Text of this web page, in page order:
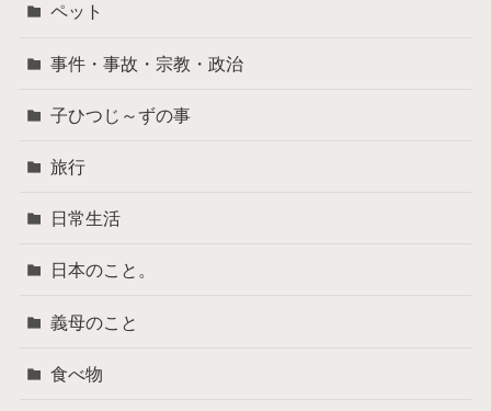
ペット
事件・事故・宗教・政治
子ひつじ～ずの事
旅行
日常生活
日本のこと。
義母のこと
食べ物